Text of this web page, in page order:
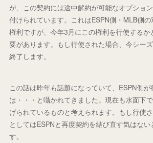
が、この契約には途中解約が可能なオプショ
付けられています。これはESPN側・MLB側
権利ですが、今年3月にこの権利を行使するか
要があります。もし行使された場合、今シー
終了します。
この話は昨年も話題になっていて、ESPN側
は・・・と囁かれてきました。現在も水面下
げられているものと考えられます。もし行使
としてはESPNと再度契約を結び直す気はない
す。